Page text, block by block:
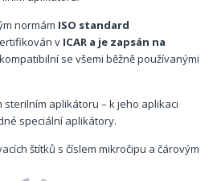
normám ISO standard
v ICAR a je zapsán na
se všemi běžně používanými
aplikátoru – k jeho aplikaci
speciální aplikátory.
štítků s číslem mikročipu a čárovým